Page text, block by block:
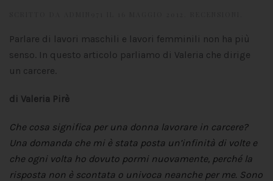
Parlare di lavori maschili e lavori femminili non ha più
senso. In questo articolo parliamo di Valeria che dirige
un carcere.
di Valeria Pirè
Che cosa significa per una donna lavorare in carcere?
Una domanda che mi è stata posta un’infinità di volte e
che ogni volta ho dovuto pormi nuovamente, perché la
risposta non è scontata o univoca neanche per me. Sono